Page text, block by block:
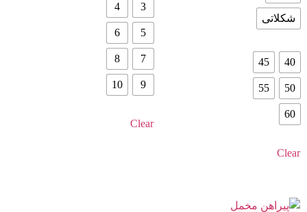
شکلاتی
40
45
50
55
60
Clear
3
4
5
6
7
8
9
10
Clear